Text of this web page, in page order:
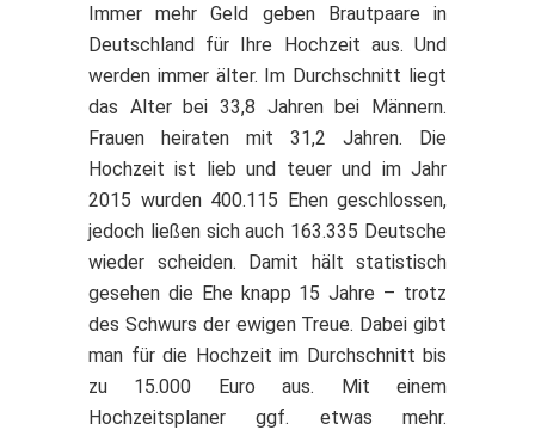
Immer mehr Geld geben Brautpaare in
Deutschland für Ihre Hochzeit aus. Und
werden immer älter. Im Durchschnitt liegt
das Alter bei 33,8 Jahren bei Männern.
Frauen heiraten mit 31,2 Jahren. Die
Hochzeit ist lieb und teuer und im Jahr
2015 wurden 400.115 Ehen geschlossen,
jedoch ließen sich auch 163.335 Deutsche
wieder scheiden. Damit hält statistisch
gesehen die Ehe knapp 15 Jahre – trotz
des Schwurs der ewigen Treue. Dabei gibt
man für die Hochzeit im Durchschnitt bis
zu 15.000 Euro aus. Mit einem
Hochzeitsplaner ggf. etwas mehr.